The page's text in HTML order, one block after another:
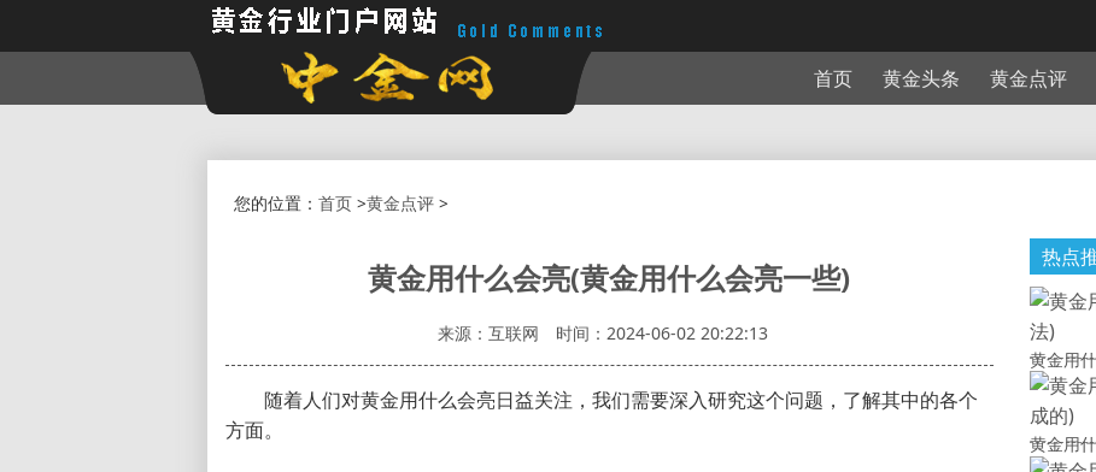
首页 黄金头条 黄金点评
您的位置： 首页>黄金点评>
黄金用什么会亮(黄金用什么会亮一些)
来源：互联网 时间：2024-06-02 20:22:13
随着人们对黄金用什么会亮日益关注，我们需要深入研究这个问题，了解其中的各个
方面。
热点
黄金用
黄金用